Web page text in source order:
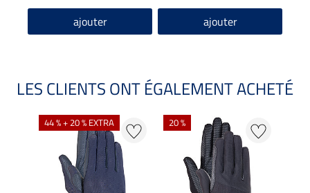
ajouter ajouter
LES CLIENTS ONT ÉGALEMENT ACHETÉ
44 % + 20 % EXTRA 20 %